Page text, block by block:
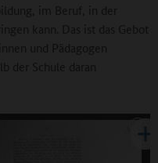
im Beruf, in der
kann. Das ist das Gebot
und Pädagogen
der Schule daran